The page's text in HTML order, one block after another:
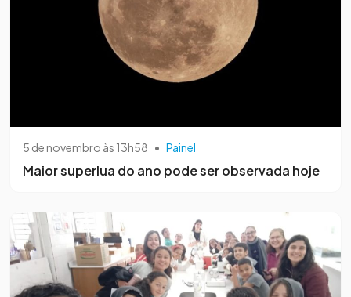
5 de novembro às 13h58 • Painel
Maior superlua do ano pode ser observada hoje